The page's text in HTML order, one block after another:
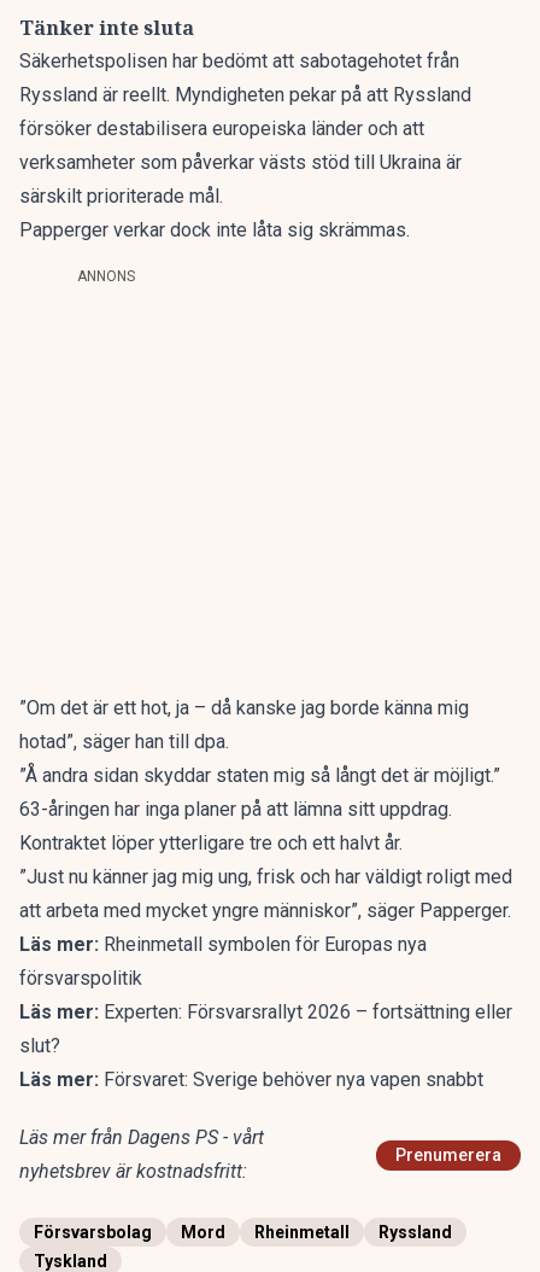
Tänker inte sluta
Säkerhetspolisen har bedömt att sabotagehotet från
Ryssland är reellt. Myndigheten pekar på att Ryssland
försöker destabilisera europeiska länder och att
verksamheter som påverkar västs stöd till Ukraina är
särskilt prioriterade mål.
Papperger verkar dock inte låta sig skrämmas.
ANNONS
”Om det är ett hot, ja – då kanske jag borde känna mig
hotad”, säger han till dpa.
”Å andra sidan skyddar staten mig så långt det är möjligt.”
63-åringen har inga planer på att lämna sitt uppdrag.
Kontraktet löper ytterligare tre och ett halvt år.
”Just nu känner jag mig ung, frisk och har väldigt roligt med
att arbeta med mycket yngre människor”, säger Papperger.
Läs mer: Rheinmetall symbolen för Europas nya
försvarspolitik
Läs mer: Experten: Försvarsrallyt 2026 – fortsättning eller
slut?
Läs mer: Försvaret: Sverige behöver nya vapen snabbt
Läs mer från Dagens PS - vårt
nyhetsbrev är kostnadsfritt:
Prenumerera
Försvarsbolag Mord Rheinmetall
Ryssland
Tyskland